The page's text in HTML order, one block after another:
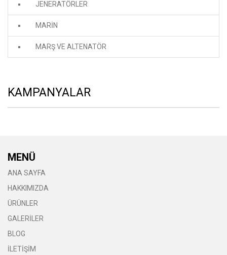
JENERATÖRLER
MARİN
MARŞ VE ALTENATÖR
KAMPANYALAR
MENÜ
ANA SAYFA
HAKKIMIZDA
ÜRÜNLER
GALERİLER
BLOG
İLETİŞİM